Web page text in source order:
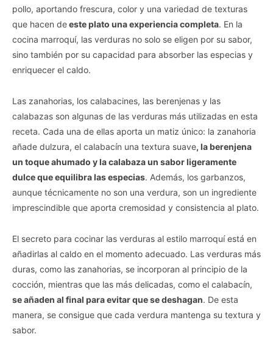
pollo, aportando frescura, color y una variedad de texturas
que hacen deeste plato una experiencia completa. En la
cocina marroquí, las verduras no solo se eligen por su sabor,
sino también por su capacidad para absorber las especias y
enriquecer el caldo.
Las zanahorias, los calabacines, las berenjenas y las
calabazas son algunas de las verduras más utilizadas en esta
receta. Cada una de ellas aporta un matiz único: la zanahoria
añade dulzura, el calabacín una textura suave, la berenjena
un toque ahumado y la calabaza un sabor ligeramente
dulce que equilibra las especias. Además, los garbanzos,
aunque técnicamente no son una verdura, son un ingrediente
imprescindible que aporta cremosidad y consistencia al plato.
El secreto para cocinar las verduras al estilo marroquí está en
añadirlas al caldo en el momento adecuado. Las verduras más
duras, como las zanahorias, se incorporan al principio de la
cocción, mientras que las más delicadas, como el calabacín,
se añaden al final para evitar que se deshagan. De esta
manera, se consigue que cada verdura mantenga su textura y
sabor.